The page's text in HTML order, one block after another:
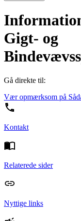
Gigt- og
Gå direkte til:
Vær opmærksom på
Kontakt
Relaterede sider
Nyttige links